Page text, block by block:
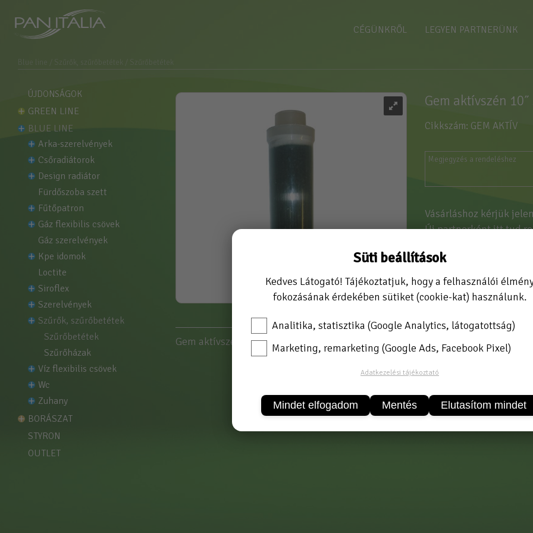
CÉGÜNKRŐL LEGYEN PARTNERÜNK
Gem aktívszén
Cikkszám: GEM AKTÍV
Vásárláshoz kérjük
Új partnerkéntitt tud
Gem aktívszén 10" szűrőbetét
ÚJDONSÁGOK
GREEN LINE
BLUE LINE
arka-szerelvények
csőradiátorok
design radiátor
fürdőszoba szett
fűtőpatron
gáz flexibilis csövek
gáz szerelvények
kpe idomok
loctite
siroflex
szerelvények
szűrők, szűrőbetétek
szűrőbetétek
szűrőházak
víz flexibilis csövek
wc
zuhany
BORÁSZAT
STYRON
OUTLET
Süti beállítások
Kedves Látogató! Tájékoztatjuk, hogy a felhasználói
fokozásának érdekében sütiket (cookie-kat) használunk.
Analitika, statisztika (Google Analytics, látogatottság)
Marketing, remarketing (Google Ads, Facebook Pixel)
Adatkezelési tájékoztató
Mindet elfogadom Mentés Elutasítom mindet